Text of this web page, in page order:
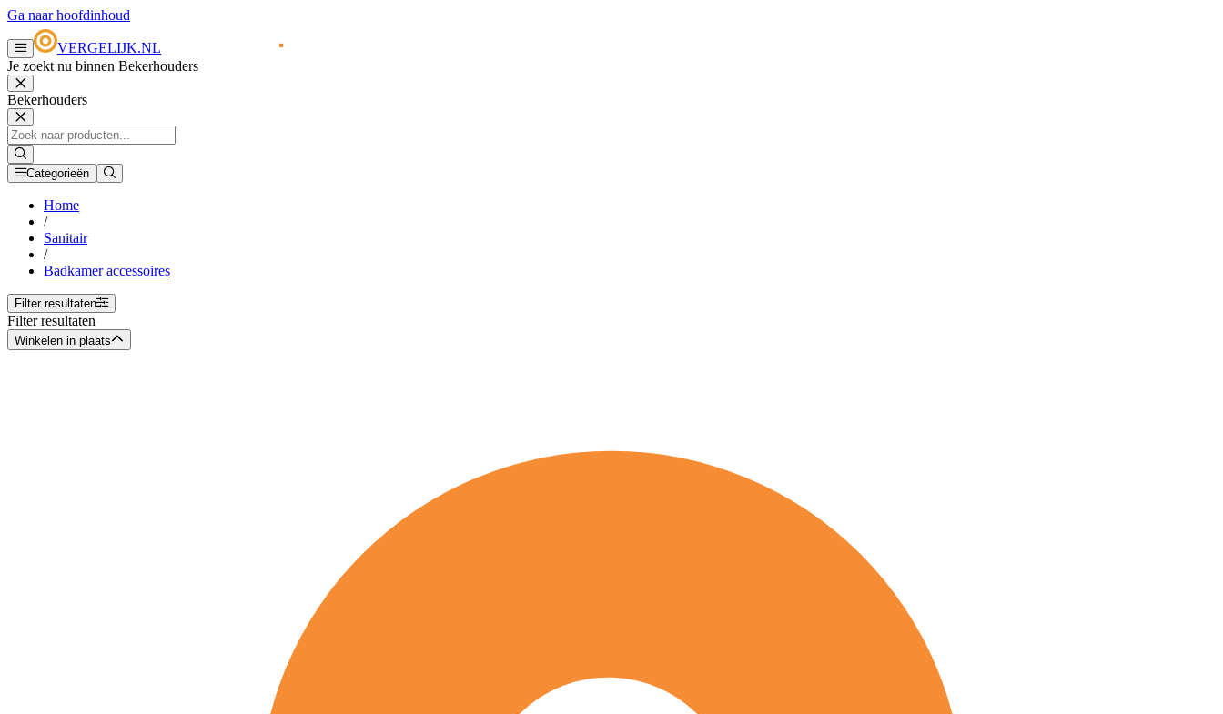
Ga naar hoofdinhoud
VERGELIJK.NL
Je zoekt nu binnen Bekerhouders
Bekerhouders
Categorieën
Home
/
Sanitair
/
Badkamer accessoires
Filter resultaten
Filter resultaten
Winkelen in plaats